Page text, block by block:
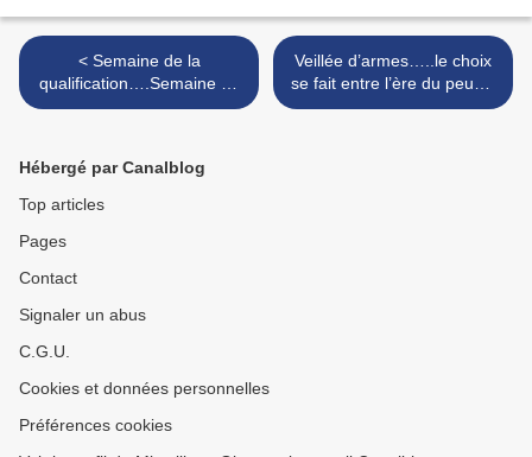
< Semaine de la
qualification….Semaine de
l’espérance
Veillée d’armes…..le choix
se fait entre l’ère du peuple
et le règne de l’oligarchie >
Hébergé par Canalblog
Top articles
Pages
Contact
Signaler un abus
C.G.U.
Cookies et données personnelles
Préférences cookies